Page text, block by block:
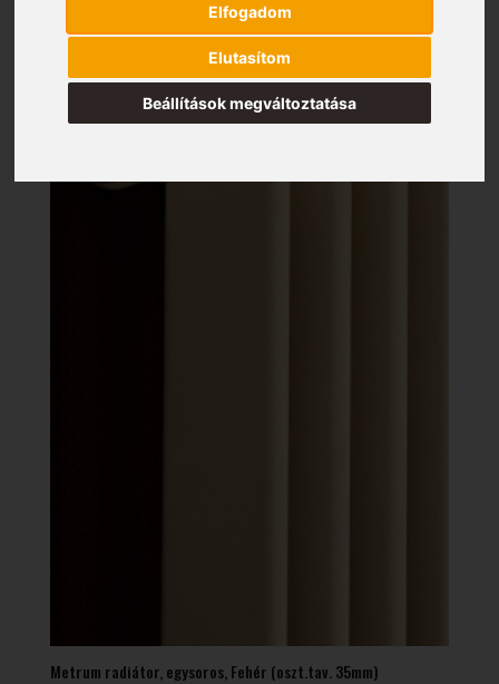
Elfogadom
Elutasítom
Beállítások megváltoztatása
Metrum radiátor, egysoros, Fehér (oszt.tav. 35mm)